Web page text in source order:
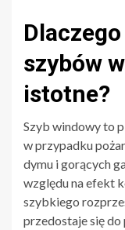
szybów
istotne?
Szyb windowy to
w przypadku
dymu i gorących
względu na efekt
szybkiego
przedostaje się